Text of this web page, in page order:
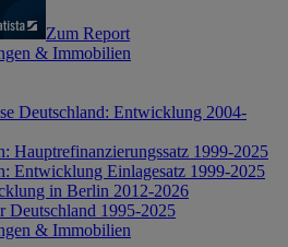
Zum Report
& Immobilien
Deutschland: Entwicklung 2004-
Hauptrefinanzierungssatz 1999-2025
Entwicklung Einlagesatz 1999-2025
in Berlin 2012-2026
Deutschland 1995-2025
& Immobilien